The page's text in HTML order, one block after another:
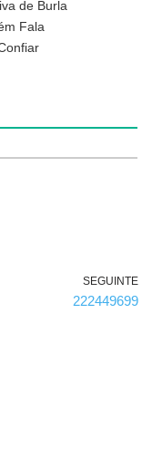
a
ó
de Burla
Fala
SEGUINTE
222449699